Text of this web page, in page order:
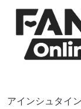
アインシュタイ